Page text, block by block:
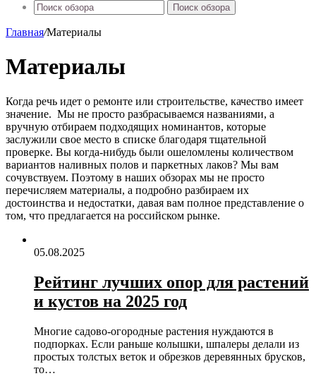
Поиск обзора
Главная/Материалы
Материалы
Когда речь идет о ремонте или строительстве, качество имеет
значение. Мы не просто разбрасываемся названиями, а
вручную отбираем подходящих номинантов, которые
заслужили свое место в списке благодаря тщательной
проверке. Вы когда-нибудь были ошеломлены количеством
вариантов наливных полов и паркетных лаков? Мы вам
сочувствуем. Поэтому в наших обзорах мы не просто
перечисляем материалы, а подробно разбираем их
достоинства и недостатки, давая вам полное представление о
том, что предлагается на российском рынке.
05.08.2025
Рейтинг лучших опор для растений
и кустов на 2025 год
Многие садово-огородные растения нуждаются в
подпорках. Если раньше колышки, шпалеры делали из
простых толстых веток и обрезков деревянных брусков,
то…